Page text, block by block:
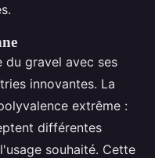
du gravel avec ses
innovantes. La
extrême :
différentes
souhaité. Cette